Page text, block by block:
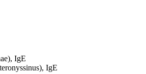
IgE
IgE